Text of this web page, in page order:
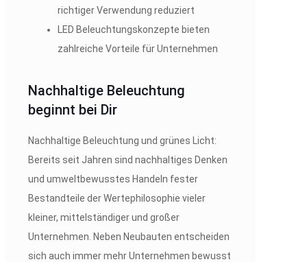
richtiger Verwendung reduziert
LED Beleuchtungskonzepte bieten
zahlreiche Vorteile für Unternehmen
Nachhaltige Beleuchtung
beginnt bei Dir
Nachhaltige Beleuchtung und grünes Licht:
Bereits seit Jahren sind nachhaltiges Denken
und umweltbewusstes Handeln fester
Bestandteile der Wertephilosophie vieler
kleiner, mittelständiger und großer
Unternehmen. Neben Neubauten entscheiden
sich auch immer mehr Unternehmen bewusst